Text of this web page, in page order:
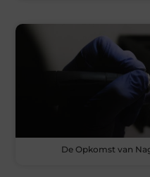
De Opkomst van